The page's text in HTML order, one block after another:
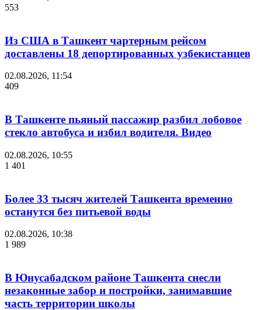
553
Из США в Ташкент чартерным рейсом
доставлены 18 депортированных узбекистанцев
02.08.2026, 11:54
409
В Ташкенте пьяный пассажир разбил лобовое
стекло автобуса и избил водителя. Видео
02.08.2026, 10:55
1 401
Более 33 тысяч жителей Ташкента временно
останутся без питьевой воды
02.08.2026, 10:38
1 989
В Юнусабадском районе Ташкента снесли
незаконные забор и постройки, занимавшие
часть территории школы